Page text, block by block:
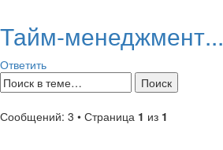
Тайм-менеджмент...
Ответить
Сообщений: 3 • Страница 1 из 1